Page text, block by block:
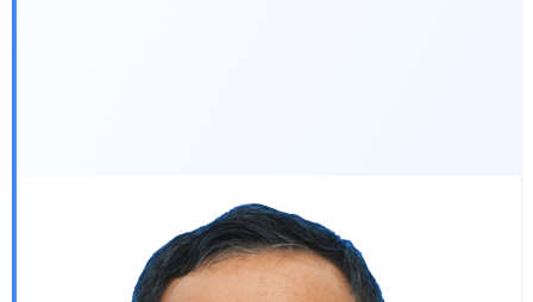
Ngày sinh: 23/08/1971
Phường Tân Đông Hiệp, Thành phố Hồ Chí
Minh
Trình độ học vấn:
Đại học Luật